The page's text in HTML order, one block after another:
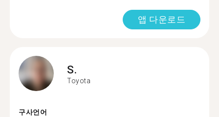
앱 다운로드
S.
Toyota
구사언어